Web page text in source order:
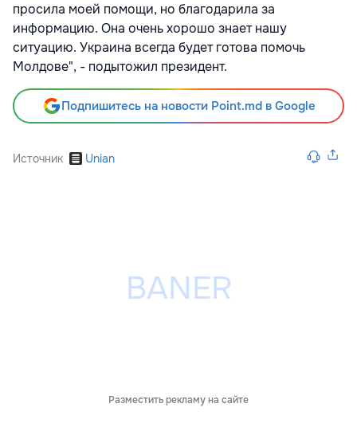
просила моей помощи, но благодарила за
информацию. Она очень хорошо знает нашу
ситуацию. Украина всегда будет готова помочь
Молдове", - подытожил президент.
Подпишитесь на новости Point.md в Google
Источник Unian
Разместить рекламу на сайте